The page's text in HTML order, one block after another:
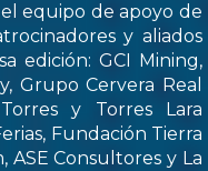
equipo de apoyo de
y aliados
edición: GCI Mining,
Grupo Cervera Real
y Torres Lara
Fundación Tierra
ASE Consultores y La